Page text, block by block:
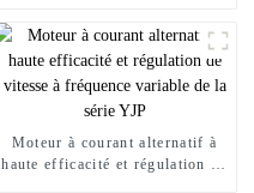
Moteur à courant alternatif à
haute efficacité et régulation de